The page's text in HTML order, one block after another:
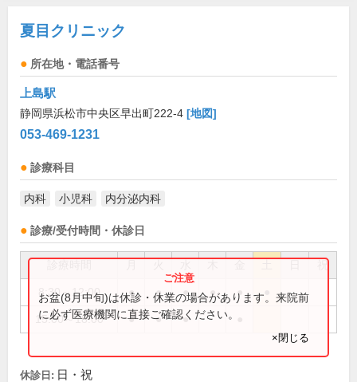
夏目クリニック
所在地・電話番号
上島駅
静岡県浜松市中央区早出町222-4 [地図]
053-469-1231
診療科目
内科 小児科 内分泌内科
診療/受付時間・休診日
祝
8:30～12:00 ● ● ● ● ●
15:00～18:00 ● ● ●
お盆(8月中旬)は休診・休業の場合があります。来院前
に必ず医療機関に直接ご確認ください。
×閉じる
休診日: 日・祝